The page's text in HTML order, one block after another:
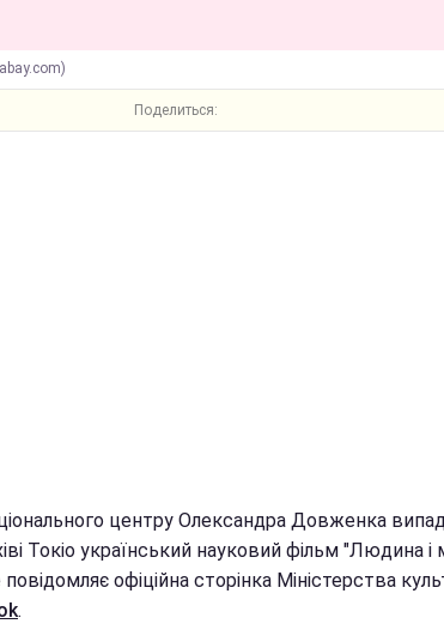
Поделиться:
центру Олександра Довженка
Токіо український науковий фільм "Людина і
офіційна сторінка Міністерства
.